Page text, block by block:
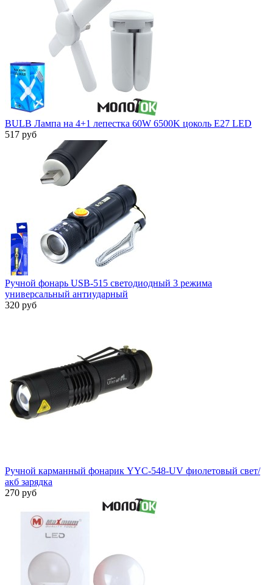
BULB Лампа на 4+1 лепестка 60W 6500K цоколь Е27 LED
517 руб
Ручной фонарь USB-515 светодиодный 3 режима
универсальный антиударный
320 руб
Ручной карманный фонарик YYC-548-UV фиолетовый свет/
акб зарядка
270 руб